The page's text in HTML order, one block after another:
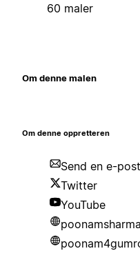
60 maler
Om denne malen
Om denne oppretteren
Send en e-
Twitter
YouTube